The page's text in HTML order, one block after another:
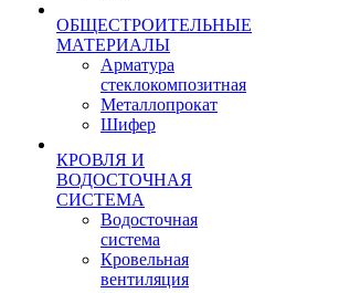
ОБЩЕСТРОИТЕЛЬНЫЕ
МАТЕРИАЛЫ
Арматура
стеклокомпозитная
Металлопрокат
Шифер
КРОВЛЯ И
ВОДОСТОЧНАЯ
СИСТЕМА
Водосточная
система
Кровельная
вентиляция